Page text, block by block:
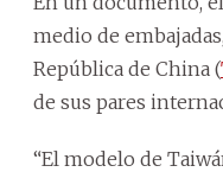
medio de
República de China (
de sus pares
“El modelo de